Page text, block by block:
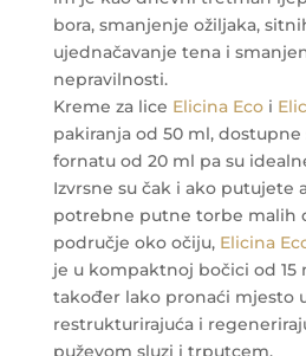
bora, smanjenje ožiljaka,
ujednačavanje tena i
nepravilnosti.
Kreme za lice Elicina Ecoi
pakiranja od 50 ml,
fornatu od 20 ml pa su
Izvrsne su čak i ako putujete
potrebne putne torbe malih
područje oko očiju, Elicina
je u kompaktnoj bočici od 15
također lako pronaći mjesto
restrukturirajuća i
puževom sluzi i trputcem.